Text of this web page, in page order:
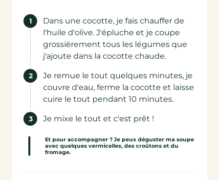
Dans une cocotte, je fais chauffer de
l'huile d'olive. J'épluche et je coupe
grossièrement tous les légumes que
j'ajoute dans la cocotte chaude.
Je remue le tout quelques minutes, je
couvre d'eau, ferme la cocotte et laisse
cuire le tout pendant 10 minutes.
Je mixe le tout et c'est prêt !
Et pour accompagner ? Je peux déguster ma soupe
avec quelques vermicelles, des croûtons et du
fromage.